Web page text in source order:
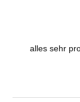
alles sehr